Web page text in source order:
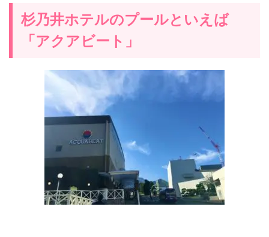
杉乃井ホテルのプールといえば
「アクアビート」